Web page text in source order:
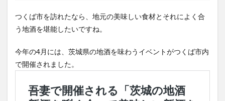
つくば市を訪れたなら、地元の美味しい食材とそれによく合
う地酒を堪能したいですね。
今年の4月には、茨城県の地酒を味わうイベントがつくば市内
で開催されました。